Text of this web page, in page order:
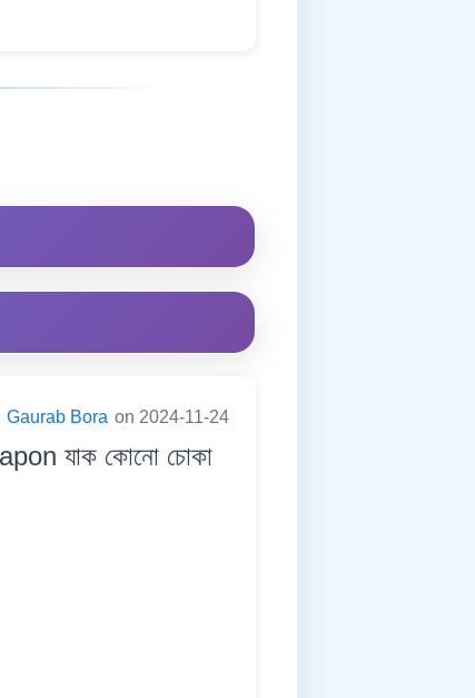
Gaurab Bora on 2024-11-24
যাক কোনো চোকা